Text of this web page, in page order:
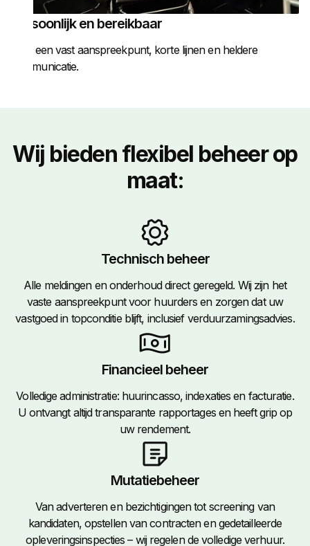
Persoonlijk en bereikbaar
Altijd een vast aanspreekpunt, korte lijnen en heldere
communicatie.
Wij bieden flexibel beheer op
maat:
Technisch beheer
Alle meldingen en onderhoud direct geregeld. Wij zijn het
vaste aanspreekpunt voor huurders en zorgen dat uw
vastgoed in topconditie blijft, inclusief verduurzamingsadvies.
Financieel beheer
Volledige administratie: huurincasso, indexaties en facturatie.
U ontvangt altijd transparante rapportages en heeft grip op
uw rendement.
Mutatiebeheer
Van adverteren en bezichtigingen tot screening van
kandidaten, opstellen van contracten en gedetailleerde
opleveringsinspecties – wij regelen de volledige verhuur.